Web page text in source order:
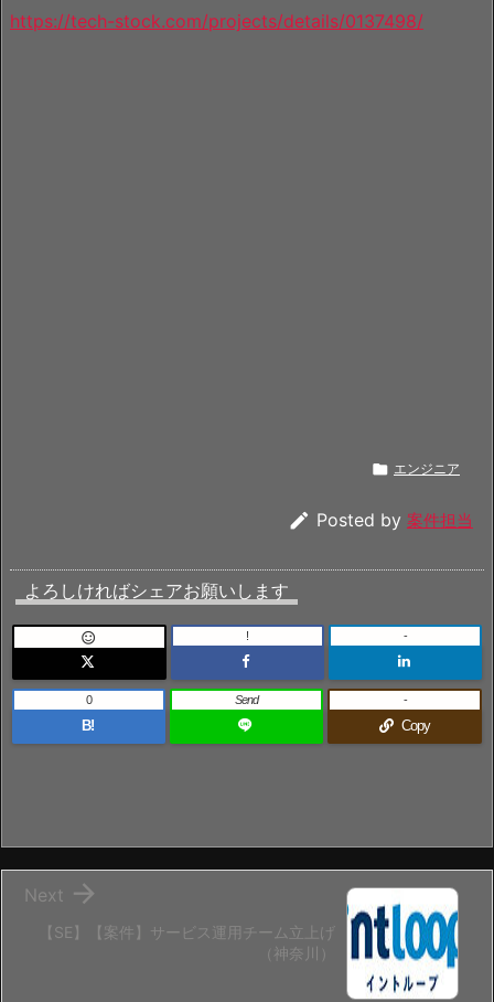
https://tech-stock.com/projects/details/0137498/
 エンジニア
 Posted by 案件担当
よろしければシェアお願いします
 ! -
B!
0 Send
Copy
-
【SE】【案件】サービス運用チーム立上げ
（神奈川）

Next